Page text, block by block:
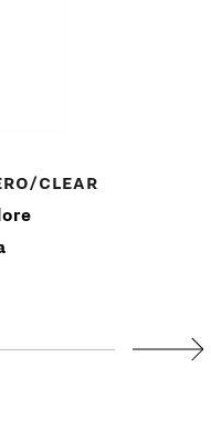
CLEAR